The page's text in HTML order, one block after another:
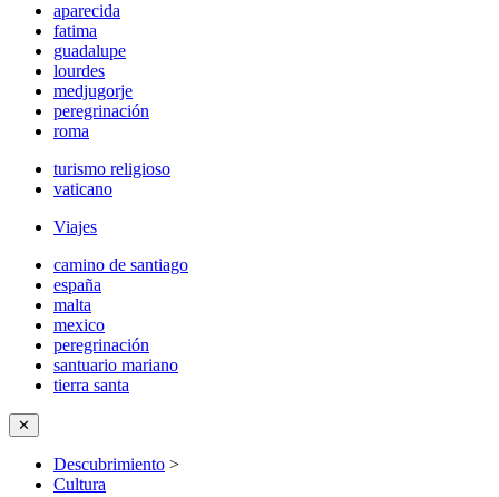
aparecida
fatima
guadalupe
lourdes
medjugorje
peregrinación
roma
turismo religioso
vaticano
Viajes
camino de santiago
españa
malta
mexico
peregrinación
santuario mariano
tierra santa
✕
Descubrimiento >
Cultura